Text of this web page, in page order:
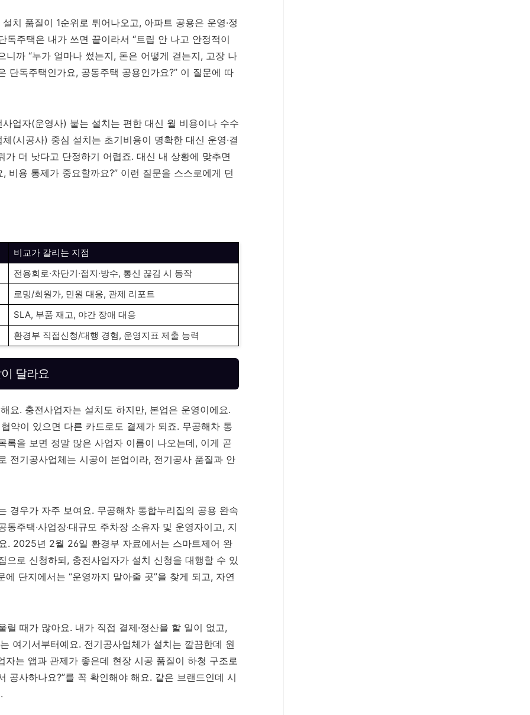
치 품질이 1순위로 튀어나오고, 아파트 공용은 운영·정
독주택은 내가 쓰면 끝이라서 “트립 안 나고 안정적이
니까 “누가 얼마나 썼는지, 돈은 어떻게 걷는지, 고장 나
단독주택인가요, 공동주택 공용인가요?” 이 질문에 따
업자(운영사) 붙는 설치는 편한 대신 월 비용이나 수수
(시공사) 중심 설치는 초기비용이 명확한 대신 운영·결
더 낫다고 단정하기 어렵죠. 대신 내 상황에 맞추면
비용 통제가 중요할까요?” 이런 질문을 스스로에게 던
비교가 갈리는 지점
전용회로·차단기·접지·방수, 통신 끊김 시 동작
로밍/회원가, 민원 대응, 관제 리포트
SLA, 부품 재고, 야간 장애 대응
환경부 직접신청/대행 경험, 운영지표 제출 능력
달라요
요. 충전사업자는 설치도 하지만, 본업은 운영이에요.
약이 있으면 다른 카드로도 결제가 되죠. 무공해차 통
록을 보면 정말 많은 사업자 이름이 나오는데, 이게 곧
전기공사업체는 시공이 본업이라, 전기공사 품질과 안
경우가 자주 보여요. 무공해차 통합누리집의 공용 완속
주택·사업장·대규모 주차장 소유자 및 운영자이고, 지
. 2025년 2월 26일 환경부 자료에서는 스마트제어 완
으로 신청하되, 충전사업자가 설치 신청을 대행할 수 있
단지에서는 “운영까지 맡아줄 곳”을 찾게 되고, 자연
때가 많아요. 내가 직접 결제·정산을 할 일이 없고,
여기서부터예요. 전기공사업체가 설치는 깔끔한데 원
는 앱과 관제가 좋은데 현장 시공 품질이 하청 구조로
공사하나요?”를 꼭 확인해야 해요. 같은 브랜드인데 시